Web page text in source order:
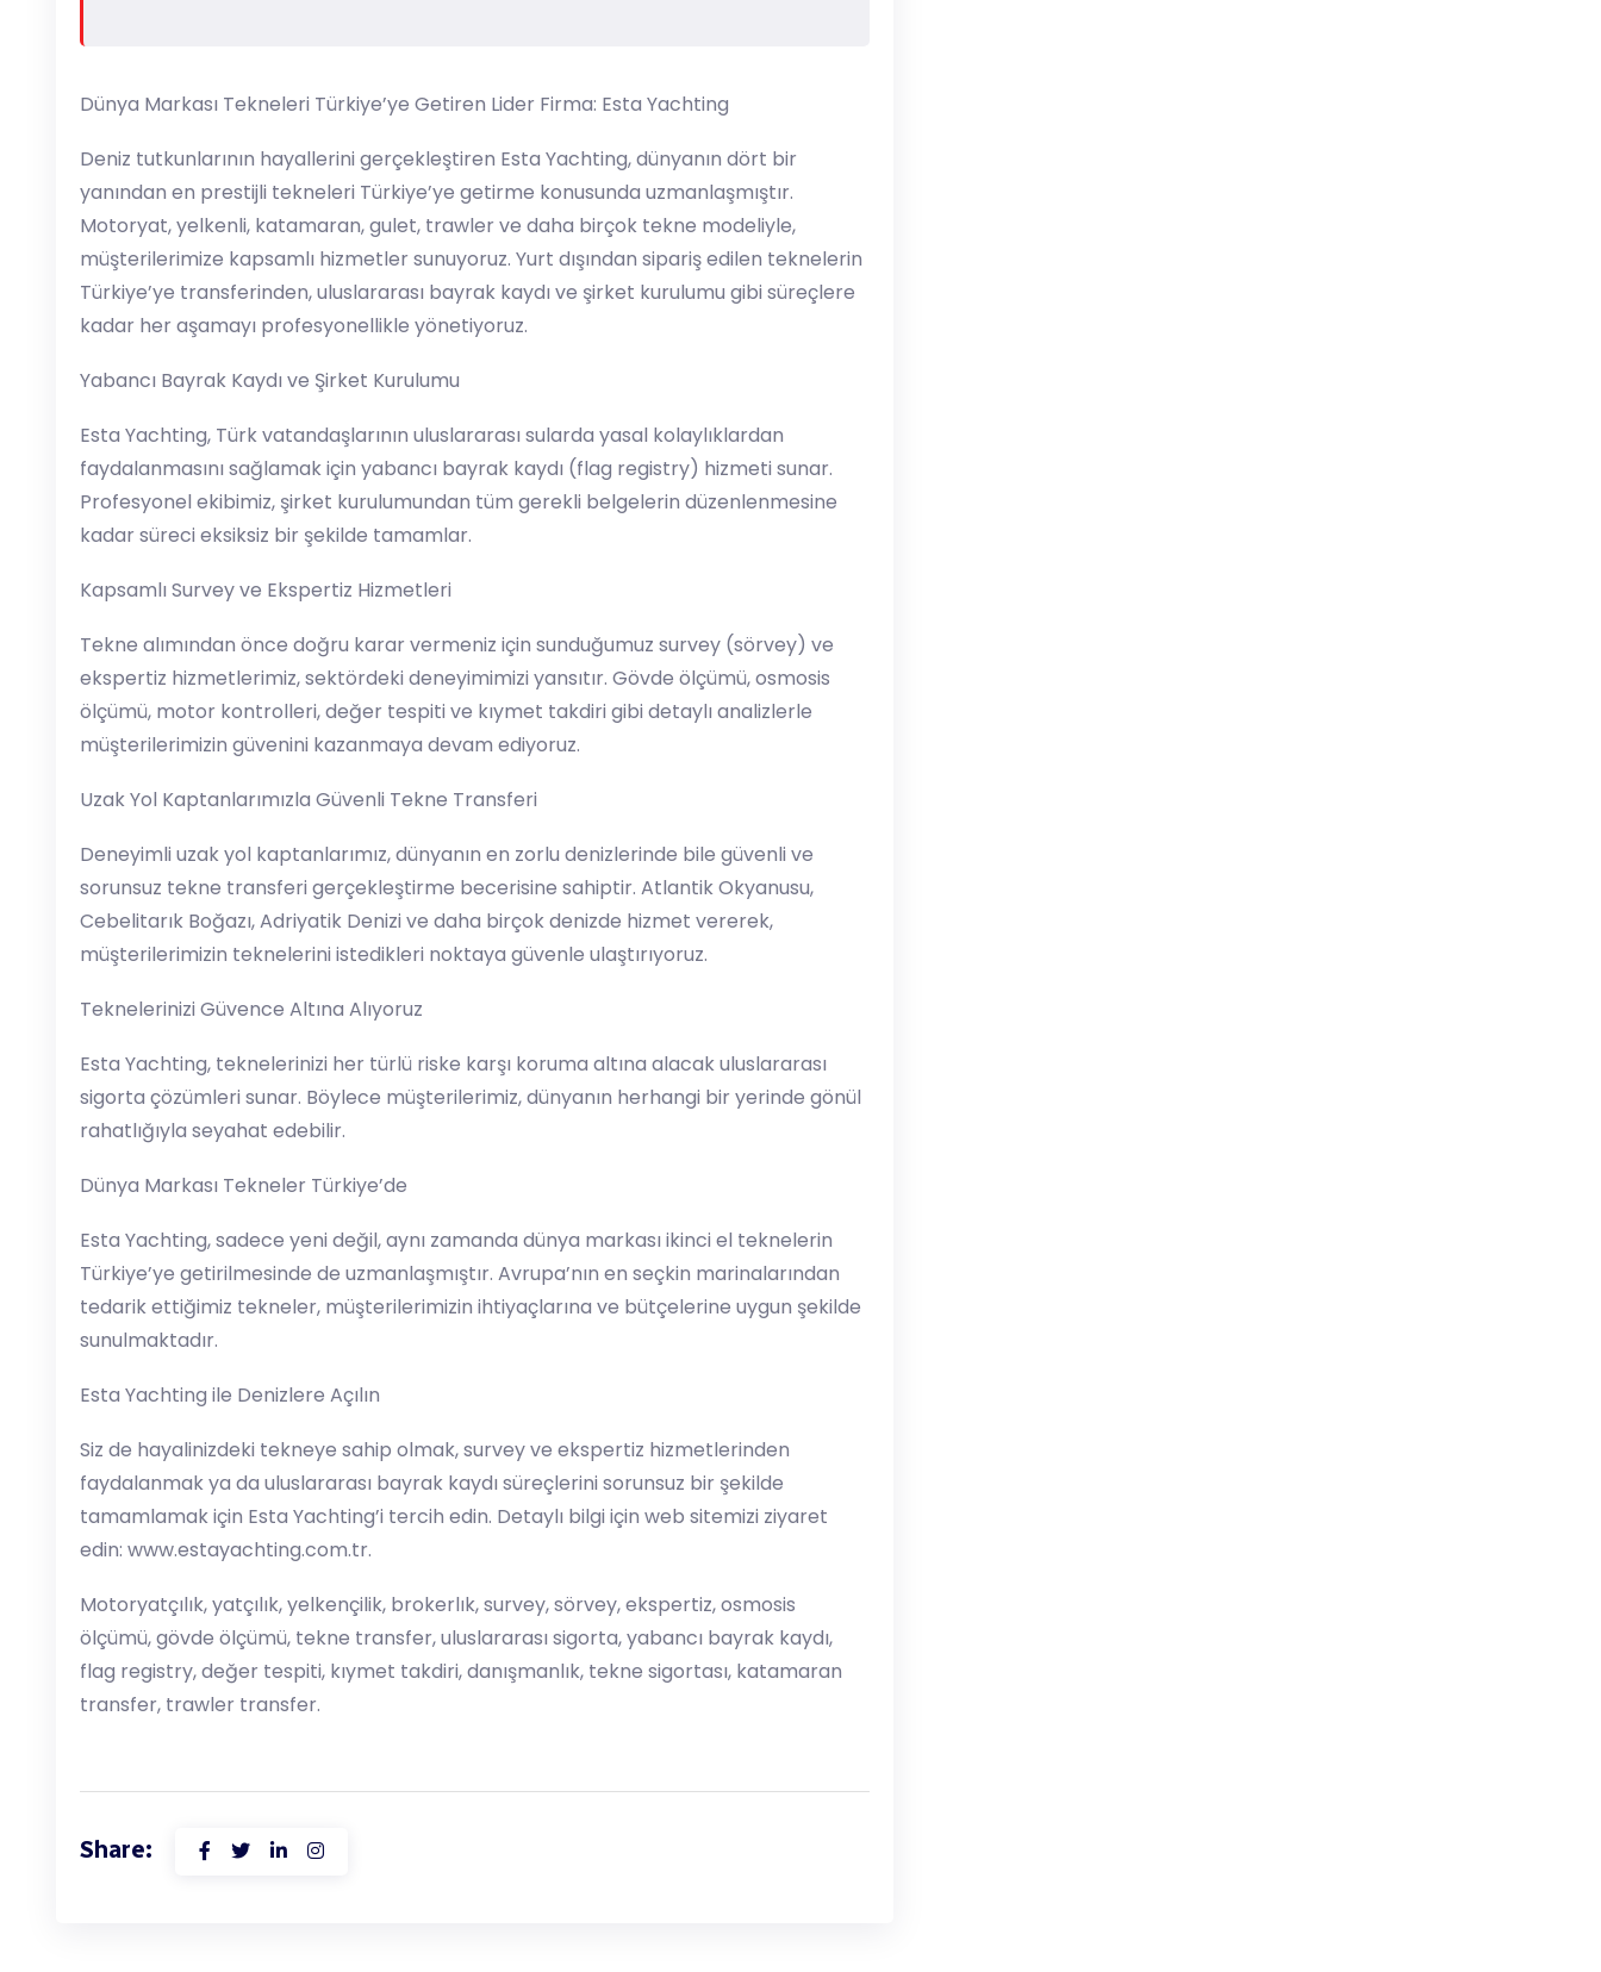
Dünya Markası Tekneleri Türkiye’ye Getiren Lider Firma: Esta Yachting
Deniz tutkunlarının hayallerini gerçekleştiren Esta Yachting, dünyanın dört bir
yanından en prestijli tekneleri Türkiye’ye getirme konusunda uzmanlaşmıştır.
Motoryat, yelkenli, katamaran, gulet, trawler ve daha birçok tekne modeliyle,
müşterilerimize kapsamlı hizmetler sunuyoruz. Yurt dışından sipariş edilen teknelerin
Türkiye’ye transferinden, uluslararası bayrak kaydı ve şirket kurulumu gibi süreçlere
kadar her aşamayı profesyonellikle yönetiyoruz.
Yabancı Bayrak Kaydı ve Şirket Kurulumu
Esta Yachting, Türk vatandaşlarının uluslararası sularda yasal kolaylıklardan
faydalanmasını sağlamak için yabancı bayrak kaydı (flag registry) hizmeti sunar.
Profesyonel ekibimiz, şirket kurulumundan tüm gerekli belgelerin düzenlenmesine
kadar süreci eksiksiz bir şekilde tamamlar.
Kapsamlı Survey ve Ekspertiz Hizmetleri
Tekne alımından önce doğru karar vermeniz için sunduğumuz survey (sörvey) ve
ekspertiz hizmetlerimiz, sektördeki deneyimimizi yansıtır. Gövde ölçümü, osmosis
ölçümü, motor kontrolleri, değer tespiti ve kıymet takdiri gibi detaylı analizlerle
müşterilerimizin güvenini kazanmaya devam ediyoruz.
Uzak Yol Kaptanlarımızla Güvenli Tekne Transferi
Deneyimli uzak yol kaptanlarımız, dünyanın en zorlu denizlerinde bile güvenli ve
sorunsuz tekne transferi gerçekleştirme becerisine sahiptir. Atlantik Okyanusu,
Cebelitarık Boğazı, Adriyatik Denizi ve daha birçok denizde hizmet vererek,
müşterilerimizin teknelerini istedikleri noktaya güvenle ulaştırıyoruz.
Teknelerinizi Güvence Altına Alıyoruz
Esta Yachting, teknelerinizi her türlü riske karşı koruma altına alacak uluslararası
sigorta çözümleri sunar. Böylece müşterilerimiz, dünyanın herhangi bir yerinde gönül
rahatlığıyla seyahat edebilir.
Dünya Markası Tekneler Türkiye’de
Esta Yachting, sadece yeni değil, aynı zamanda dünya markası ikinci el teknelerin
Türkiye’ye getirilmesinde de uzmanlaşmıştır. Avrupa’nın en seçkin marinalarından
tedarik ettiğimiz tekneler, müşterilerimizin ihtiyaçlarına ve bütçelerine uygun şekilde
sunulmaktadır.
Esta Yachting ile Denizlere Açılın
Siz de hayalinizdeki tekneye sahip olmak, survey ve ekspertiz hizmetlerinden
faydalanmak ya da uluslararası bayrak kaydı süreçlerini sorunsuz bir şekilde
tamamlamak için Esta Yachting’i tercih edin. Detaylı bilgi için web sitemizi ziyaret
edin: www.estayachting.com.tr.
Motoryatçılık, yatçılık, yelkençilik, brokerlık, survey, sörvey, ekspertiz, osmosis
ölçümü, gövde ölçümü, tekne transfer, uluslararası sigorta, yabancı bayrak kaydı,
flag registry, değer tespiti, kıymet takdiri, danışmanlık, tekne sigortası, katamaran
transfer, trawler transfer.
Share: